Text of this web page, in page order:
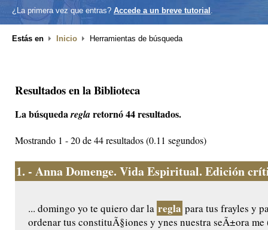
¿La primera vez que entras? Accede a un breve tutorial .
Estás en Inicio Herramientas de búsqueda
Resultados en la Biblioteca
La búsquedareglaretornó 44 resultados.
Mostrando 1 - 20 de 44 resultados (0.11 segundos)
1. - Anna Domenge. Vida Espiritual. Edición
... domingo yo te quiero dar la regla para tus frayles y
ordenar tus constituÃ§iones y ynes nuestra seÃ±ora